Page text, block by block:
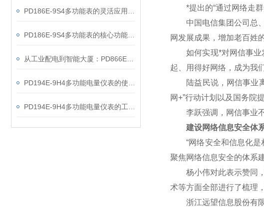
*提出的“通过网络走群
中国电信集团公司总、
网发展成果，增加老百姓
如何实现*对网信事业发
起、用得好网络，成为我
陆益民说，网信事业离
网+”行动计划以及国务院
李跃强调，网信事业不
建设网络信息安全体
“网络安全和信息化是
聚焦网络信息安全的体系建
杨小伟对此表示赞同，
术等方面全部进行了梳理
浙江远望信息股份有限